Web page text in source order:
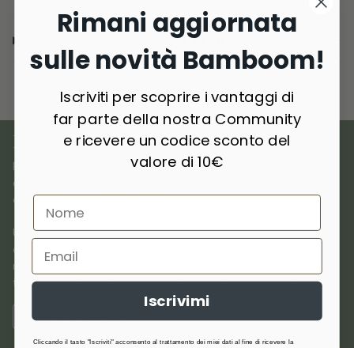
Consegna e resi
I NOSTRI MATERIALI
Bamboom nasce dall’amore per i materiali di origine naturale,
combinando
di qualità premium dedicati ai più piccoli.
Utilizziamomateriali selezionaticome bambù, cotone, lana,
cashmere e materiali riciclati, scelti per la loro traspirabilità,
morbidezza e delicatezza sulla pelle. Anallergici, antibatterici e
termoregolatori,offrono comfort e protezione in ogni stagione.
SCOPRI DI PIÙ
Rimani aggiornata
sulle novità Bamboom!
Iscriviti per scoprire i vantaggi di
far parte della nostra Community
e ricevere un codice sconto del
valore di 10€
Iscrivimi
Cliccando il tasto "Iscriviti" acconsento al trattamento dei miei dati al fine di ricevere la